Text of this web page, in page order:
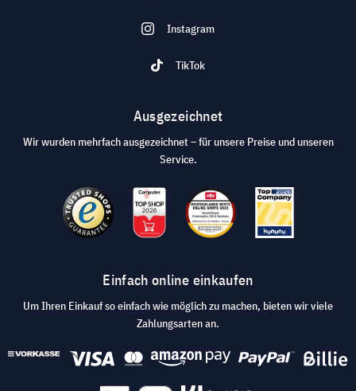
Instagram
TikTok
Ausgezeichnet
Wir wurden mehrfach ausgezeichnet – für unsere Preise und unseren
Service.
Einfach online einkaufen
Um Ihren Einkauf so einfach wie möglich zu machen, bieten wir viele
Zahlungsarten an.